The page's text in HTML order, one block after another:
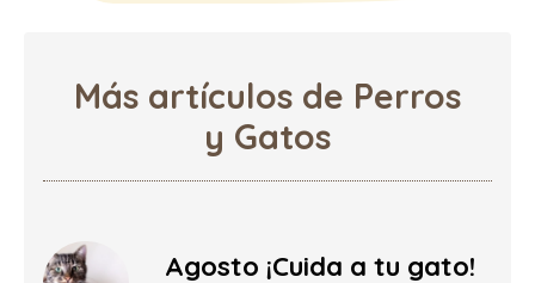
Más artículos de Perros
y Gatos
Agosto ¡Cuida a tu gato!